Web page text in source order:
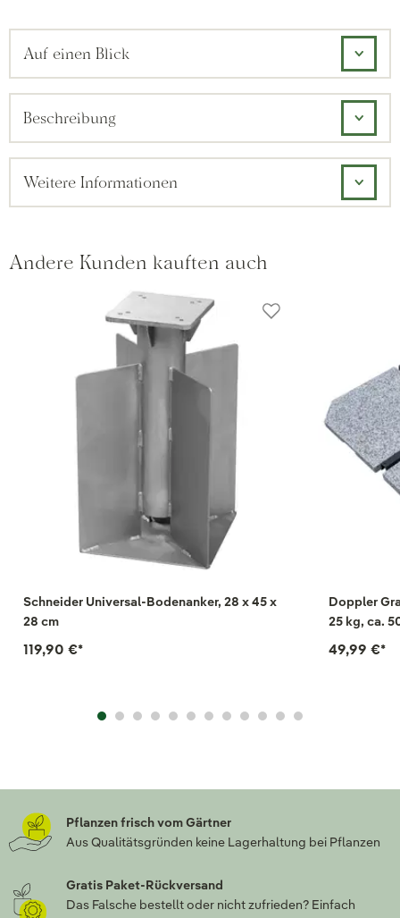
Auf einen Blick
Beschreibung
Weitere Informationen
Andere Kunden kauften auch
Schneider Universal-Bodenanker, 28 x 45 x
28 cm
119,90 €*
Doppler
25 kg, ca.
49,99 €*
Pflanzen frisch vom Gärtner
Aus Qualitätsgründen keine Lagerhaltung bei Pflanzen
Gratis Paket-Rückversand
Das Falsche bestellt oder nicht zufrieden? Einfach